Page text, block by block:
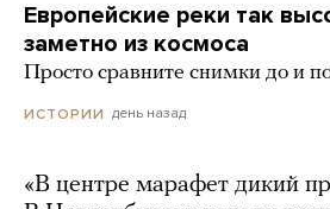
Европейские реки так
заметно из космоса
Просто сравните снимки до и
ИСТОРИИ день назад
«В центре марафет дикий